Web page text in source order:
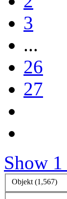
3
...
26
27
Show
Objekt (1,567)